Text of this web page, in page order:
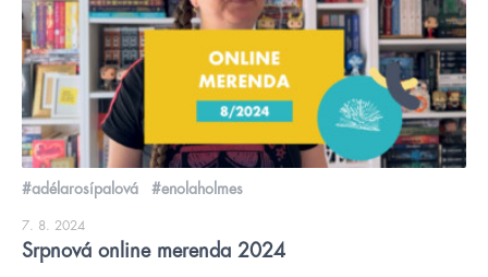
#adélarosípalová #enolaholmes
7. 8. 2024
Srpnová online merenda 2024